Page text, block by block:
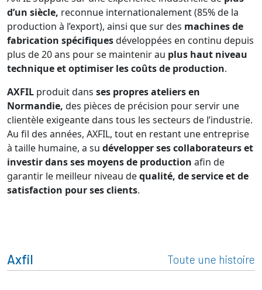
d’un siècle, reconnue internationalement (85% de la
production à l’export), ainsi que sur des machines de
fabrication spécifiquesdéveloppées en continu depuis
plus de 20 ans pour se maintenir au plus haut niveau
technique et optimiser les coûts de production.
AXFIL produit dans ses propres ateliers en
Normandie, des pièces de précision pour servir une
clientèle exigeante dans tous les secteurs de l’industrie.
Au fil des années, AXFIL, tout en restant une entreprise
à taille humaine, a su développer ses collaborateurs et
investir dans ses moyens de production afin de
garantir le meilleur niveau dequalité, de service et de
satisfaction pour ses clients.
Axfil Toute une histoire